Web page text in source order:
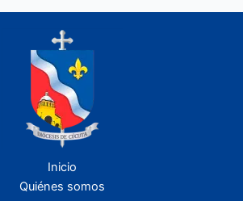
Inicio
Quiénes somos